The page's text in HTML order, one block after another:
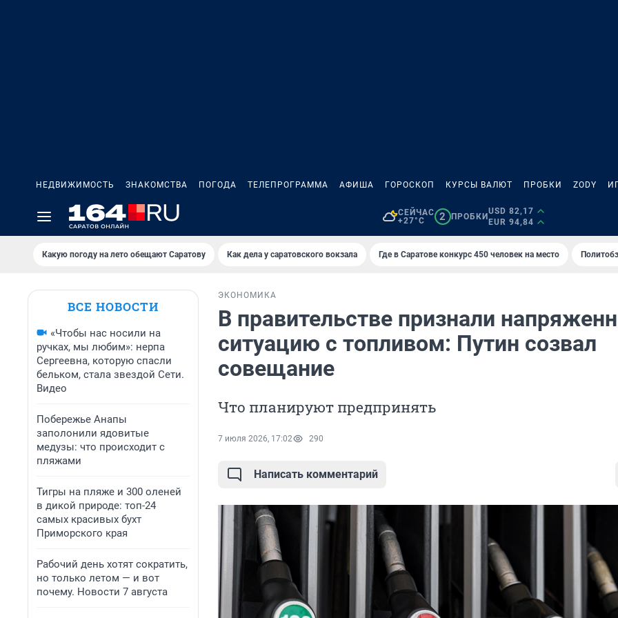
НЕДВИЖИМОСТЬ ЗНАКОМСТВА ПОГОДА ТЕЛЕПРОГРАММА АФИША ГОРОСКОП КУРСЫ ВАЛЮТ ПРОБКИ ZODY
СЕЙЧАС
+27°C
2 ПРОБКИ
USD 82,17
EUR 94,84
Какую погоду на лето обещают Саратову Как дела у саратовского вокзала Где в Саратове конкурс 450 человек на место
ВСЕ НОВОСТИ
«Чтобы нас носили на
ручках, мы любим»: нерпа
Сергеевна, которую спасли
бельком, стала звездой Сети.
Видео
Побережье Анапы
заполонили ядовитые
медузы: что происходит с
пляжами
Тигры на пляже и 300 оленей
в дикой природе: топ-24
самых красивых бухт
Приморского края
Рабочий день хотят сократить,
но только летом — и вот
почему. Новости 7 августа
ЭКОНОМИКА
В правительстве признали
ситуацию с топливом: Путин созвал
совещание
Что планируют предпринять
7 июля 2026, 17:02 290
Написать комментарий